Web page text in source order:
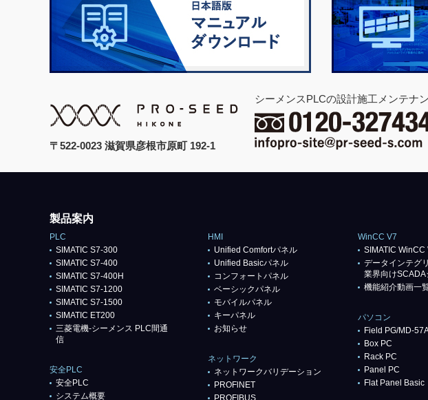
〒522-0023 滋賀県彦根市原町 192-1
シーメンスPLCの設計施工メンテナ
製品案内
PLC
SIMATIC S7-300
SIMATIC S7-400
SIMATIC S7-400H
SIMATIC S7-1200
SIMATIC S7-1500
SIMATIC ET200
三菱電機-シーメンス PLC間通
信
安全PLC
安全PLC
システム概要
HMI
Unified Comfortパネル
Unified Basicパネル
コンフォートパネル
ベーシックパネル
モバイルパネル
キーパネル
お知らせ
ネットワーク
ネットワークバリデーション
PROFlNET
PROFIBUS
WinCC V7
SIMATIC WinCC
データインテグ
業界向けSCADA
機能紹介動画一
パソコン
Field PG/MD-
Box PC
Rack PC
Panel PC
Flat Panel Basic